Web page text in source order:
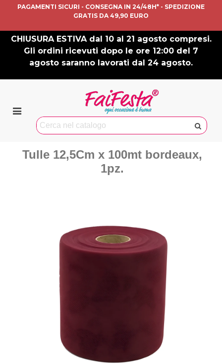
PAGAMENTI SICURI - CONSEGNA IN 24/48H* - SPEDIZIONE
GRATIS DA 49,90 EURO
CHIUSURA ESTIVA dal 10 al 21 agosto compresi.
Gli ordini ricevuti dopo le ore 12:00 del 7
agosto saranno lavorati dal 24 agosto.
Tulle 12,5Cm x 100mt bordeaux,
1pz.